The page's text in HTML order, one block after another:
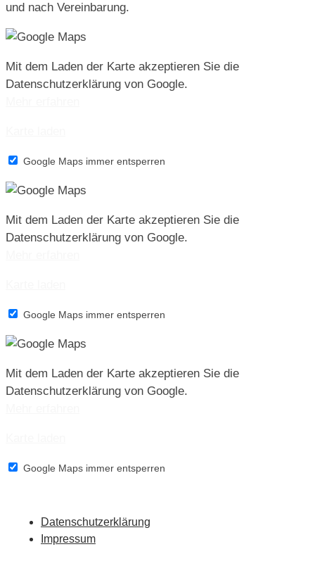
und nach Vereinbarung.
Mit dem Laden der Karte akzeptieren Sie die
Datenschutzerklärung von Google.
Google Maps immer entsperren
Mit dem Laden der Karte akzeptieren Sie die
Datenschutzerklärung von Google.
Google Maps immer entsperren
Mit dem Laden der Karte akzeptieren Sie die
Datenschutzerklärung von Google.
Google Maps immer entsperren
Datenschutzerklärung
Impressum